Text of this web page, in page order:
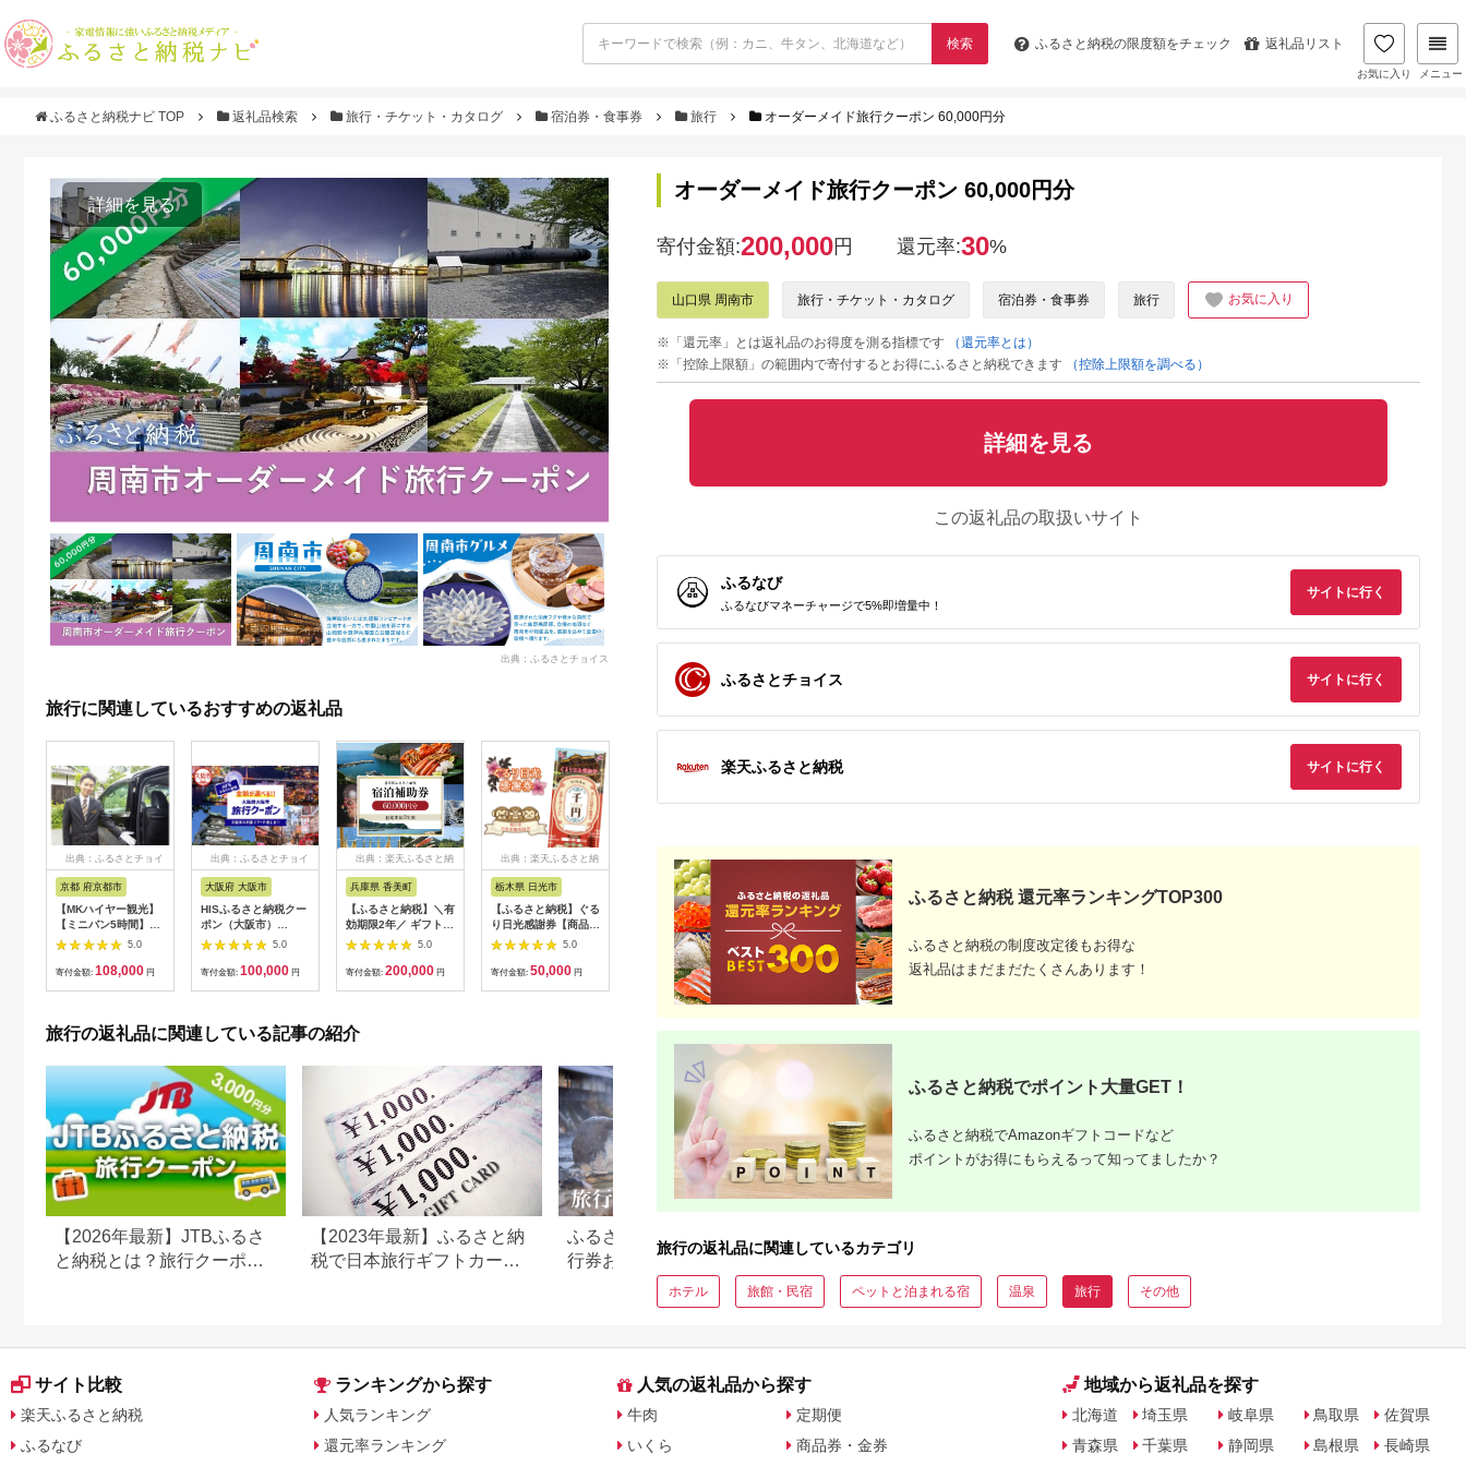
検索 ふるさと納税の限度額をチェック 返礼品リスト
お気に入り メニュー
ふるさと納税ナビ TOP 返礼品検索 旅行・チケット・カタログ 宿泊券・食事券 旅行 オーダーメイド旅行クーポン 60,000円分
詳細を見る
出典：ふるさとチョイス
旅行に関連しているおすすめの返礼品
出典：ふるさとチョイ
京都 府京都市
【MKハイヤー観光】
【ミニバン5時間】ド
ライバーとめぐるとっ
ておきの京都観光（3
／21-6／20・10／1-
5.0
寄付金額: 108,000 円
出典：ふるさとチョイ
大阪府 大阪市
HISふるさと納税クー
ポン（大阪市）
30,000円分_OS039-
5.0
寄付金額: 100,000 円
出典：楽天ふるさと納
兵庫県 香美町
【ふるさと納税】＼有
効期限2年／ ギフトに
も使える 宿泊補助券
60,000円分 宿泊助成
券 宿泊券 旅 トラベル
宿 体験 ギフト クーポ
プレゼント 贈答 母の
日 25-09
5.0
寄付金額: 200,000 円
出典：楽天ふるさと納
栃木県 日光市
【ふるさと納税】ぐる
り日光感謝券【商品券
1万5千円分】｜旅行
券 クーポン券 お食事
券 旅行 観光 温泉 旅
5.0
寄付金額: 50,000 円
出典：ふるラボ
三重県 多気町
宿泊券 90,000円分 コ
ンランショップ・ジャ
パンが監修したはじめ
てのホテル
HACIENDA VISON ハ
シェンダ ヴィソン マ
ナーホテル ホテルチ
ケット ホテル宿泊券
宿泊チケット 宿泊券
旅行宿泊券 観光宿泊
券 高級 高級宿 三重県
多気町 AI-30
5.0
寄付金額:300,000 円
出典：楽天ふるさと納
税
静岡県 東伊豆町
【ふるさと納税】迷っ
たらコレ！ ひがしい
ず 満喫 宿泊 補助
券 （6千円分）
B001／静岡県 東伊
5.0
寄付金額:20,000円
高知県 土佐清水市
あしずり温泉郷 共通
円分 あしずり温泉郷
旅行券 トラベル ペア
家族 温泉 ホテル 観光
県 土佐清水市
【R01313】
5.0
寄付金額: 10,000 円
沖縄県 糸満市
【ふるさと納税】【糸
で利用可能なWEB旅
行クーポン(6万円分）
寄付金額:200,000
け：※ご注文からお
けまで1ヶ月～1ヶ月
旅行の返礼品に関連している記事の紹介
【2026年最新】JTBふるさ
と納税とは？旅行クーポン
【2023年最新】ふるさと納
税で日本旅行ギフトカード
ふるさと納税でもらえる旅
行券おすすめランキング
【2026年最新版】還元率・
旅行会社別で徹底比較
【2026年最新】ふるさと納
税 金券の返礼品ランキング
｜旅行券・食事券・商品券
を比較
オーダーメイド旅行クーポン 60,000円分
寄付金額:200,000円 還元率:30%
山口県 周南市 旅行・チケット・カタログ 宿泊券・食事券 旅行 お気に入り
※「還元率」とは返礼品のお得度を測る指標です
（還元率とは）
※「控除上限額」の範囲内で寄付するとお得にふるさと納税できます
（控除上限額を調べる）
詳細を見る
この返礼品の取扱いサイト
ふるなび
ふるなびマネーチャージで5%即増量中！
サイトに行く
ふるさとチョイス サイトに行く
楽天ふるさと納税 サイトに行く
ふるさと納税 還元率ランキングTOP300
ふるさと納税の制度改定後もお得な
返礼品はまだまだたくさんあります！
ふるさと納税でポイント大量GET！
ふるさと納税でAmazonギフトコードなど
ポイントがお得にもらえるって知ってましたか？
旅行の返礼品に関連しているカテゴリ
ホテル 旅館・民宿 ペットと泊まれる宿 温泉 旅行 その他
サイト比較
楽天ふるさと納税
ふるなび
ランキングから探す
人気ランキング
還元率ランキング
人気の返礼品から探す
牛肉
いくら
定期便
商品券・金券
地域から返礼品を探す
北海道
青森県
埼玉県
千葉県
岐阜県
静岡県
鳥取県
島根県
佐賀県
長崎県